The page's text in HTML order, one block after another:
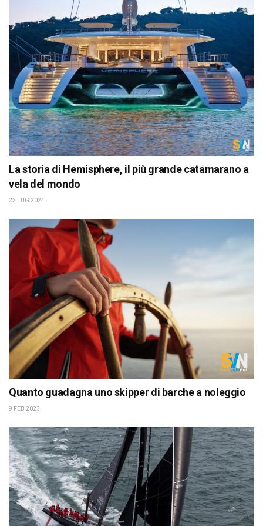
La storia di Hemisphere, il più grande catamarano a
vela del mondo
23 LUG 2024
Quanto guadagna uno skipper di barche a noleggio
9 FEB 2023